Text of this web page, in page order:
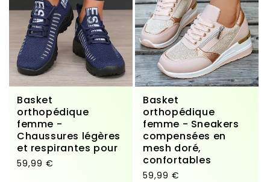
Basket
orthopédique
femme -
Chaussures légères
et respirantes pour
Prix habituel
59,99 €
Basket
orthopédique
femme - Sneakers
compensées en
mesh doré,
confortables
Prix habituel
59,99 €